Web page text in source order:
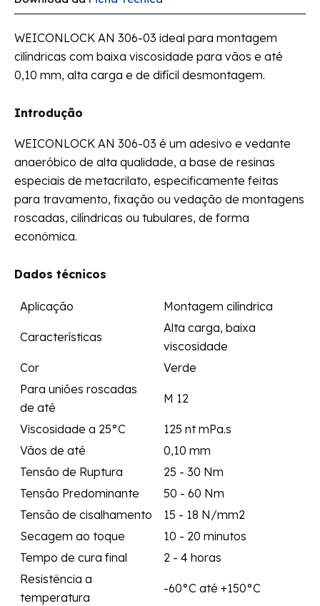
WEICONLOCK AN 306-03 ideal para montagem
cilíndricas com baixa viscosidade para vãos e até
0,10 mm, alta carga e de difícil desmontagem.
Introdução
WEICONLOCK AN 306-03 é um adesivo e vedante
anaeróbico de alta qualidade, a base de resinas
especiais de metacrilato, especificamente feitas
para travamento, fixação ou vedação de montagens
roscadas, cilíndricas ou tubulares, de forma
econômica.
Dados técnicos
Aplicação Montagem cilíndrica
Características
Alta carga, baixa
viscosidade
Cor
Verde
Para uniões roscadas
de até
M 12
Viscosidade a 25°C
125 nt mPa.s
Vãos de até
0,10 mm
Tensão de Ruptura
25 - 30 Nm
Tensão Predominante
50 - 60 Nm
Tensão de cisalhamento
15 - 18 N/mm2
Secagem ao toque
10 - 20 minutos
Tempo de cura final
2 - 4 horas
Resistência a
temperatura
-60°C até +150°C